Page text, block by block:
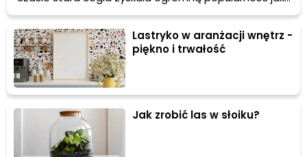
element dekoracyjny w aranżacji wnętrz. Jej surowa
faktura, naturalne pochodzenie oraz niepowtarzalny
urok sprawiają, że stara cegła staje się nieodłącznym
elementem wielu nowoczesnych i industrialnych
projektów.
Lastryko w aranżacji wnętrz -
piękno i trwałość
Jak zrobić las w słoiku?